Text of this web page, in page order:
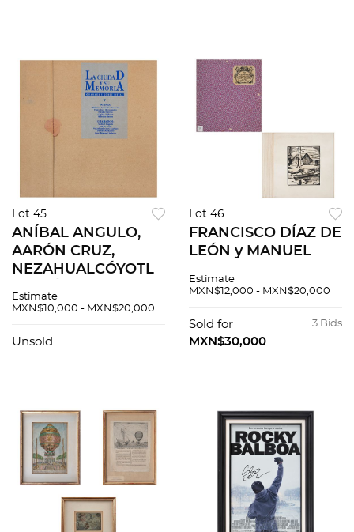
Lot 45
ANÍBAL ANGULO,
AARÓN CRUZ,
NEZAHUALCÓYOTL
MANZANO Y JUAN
La ciudad y su
Estimate
MXN$10,000 - MXN$20,000
Unsold
Lot 46
FRANCISCO DÍAZ DE
LEÓN y MANUEL
asuntos mexicanos.
Francisco Díaz de
León. Xilografías
Estimate
MXN$12,000 - MXN$20,000
3 Bids
Sold for
MXN$30,000